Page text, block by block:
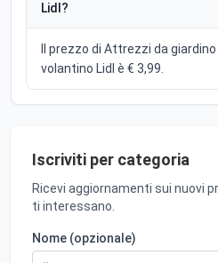
Lidl?
Il prezzo di Attrezzi da
volantino Lidl è € 3,99.
Iscriviti per categoria
Ricevi aggiornamenti sui nuovi
ti interessano.
Nome (opzionale)